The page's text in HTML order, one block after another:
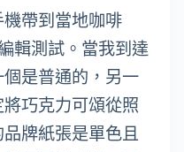
帶到當地咖啡
輯測試。當我到達
是普通的，另一
巧克力可頌從照
牌紙張是單色且